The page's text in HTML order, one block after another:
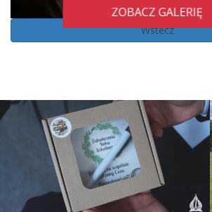
ZOBACZ GALERIĘ
Wstecz